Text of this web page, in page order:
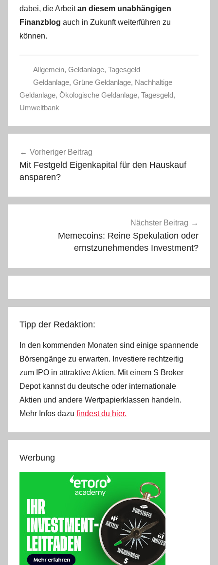
dabei, die Arbeitan diesem unabhängigen
Finanzblog auch in Zukunft weiterführen zu
können.
Allgemein, Geldanlage, Tagesgeld
Geldanlage, Grüne Geldanlage, Nachhaltige
Geldanlage, Ökologische Geldanlage, Tagesgeld,
Umweltbank
Vorheriger Beitrag
Mit Festgeld Eigenkapital für den Hauskauf
ansparen?
Nächster Beitrag
Memecoins: Reine Spekulation oder
ernstzunehmendes Investment?
Tipp der Redaktion:
In den kommenden Monaten sind einige spannende
Börsengänge zu erwarten. Investiere rechtzeitig
zum IPO in attraktive Aktien. Mit einem S Broker
Depot kannst du deutsche oder internationale
Aktien und andere Wertpapierklassen handeln.
Mehr Infos dazu findest du hier.
Werbung